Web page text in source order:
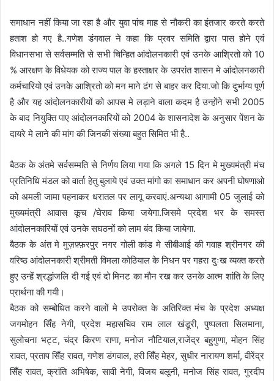
समाधान नहीं किया जा रहा है और युवा पांच माह से नौकरी का इंतजार करते करते
हताश हो गए है..गणेश डंगवाल ने कहा कि प्रवर समिति द्वारा पास होने एवं
विधानसभा से सर्वसम्मति से सभी चिन्हित आंदोलनकारी एवं उनके आश्रितो को 10
% आरक्षण के विधेयक को राज्य पाल के हस्ताक्षर के उपरांत शासन मे आंदोलनकारी
कर्मचारियो एवं उनके आश्रितो को मन माने ढंग से बाहर कर दिया.जो कि दुर्भाग्य पूर्ण
है और यह आंदोलनकारीयों को आपस मे लड़ाने वाला कदम है उन्होंने सभी 2005
के बाद नियुक्ति पाए आंदोलनकारियों को 2004 के शासनादेश के अनुसार पेंशन के
दायरे मे लाने की मांग की जिनकी संख्या बहुत सिमित भी है..
बैठक के अंतमे सर्वसम्मति से निर्णय लिया गया कि अगले 15 दिन मे मुख्यमंत्री मंच
प्रतिनिधि मंडल को वार्ता हेतु बुलाये एवं उक्त मांगो का समाधान कर अपनी घोषणाओ
को अमली जामा पहनाकर धरातल पर लागू करवाएं.अन्यथा आगामी 05 जुलाई को
मुख्यमंत्री आवास कूच /घेराव किया जयेगा.जिसमे प्रदेश भर के समस्त
आंदोलनकारियों एवं उनके सघठनों को लाम बंद किया जायेगा.
बैठक के अंत मे मुज़फ़्फ़रपुर नगर गोली कांड मे सीबीआई की गवाह श्रीनगर की
वरिष्ठ आंदोलनकारी श्रीमती विमला कोठियाल के निधन पर गहरा दुःख व्यक्त करते
हुए उन्हें श्रद्धांजलि दी गई एवं दो मिनट का मौन रख कर उनके आत्म शांति के लिए
प्रार्थना की गयी।
बैठक को सम्बोधित करने वालों मे उपरोक्त के अतिरिक्त मंच के प्रदेश अध्यक्ष
जगमोहन सिँह नेगी, प्रदेश महासचिव राम लाल खंडूरी, पुष्पलता सिलमाना,
सुलोचना भट्ट, चंद्र किरण राणा, मनोज नौटियाल,राजेंद्र बहुगुणा, मोहन सिंह
रावत, प्रताप सिँह रावत, गणेश डंगवाल, हरी सिँह मेहर, सुधीर नारायण शर्मा, वीरेंद्र
सिँह रावत, क्रांति अभिषेक, सावी नेगी, विजय बलूनी, मनोज सिंह रावत, गुरदीप